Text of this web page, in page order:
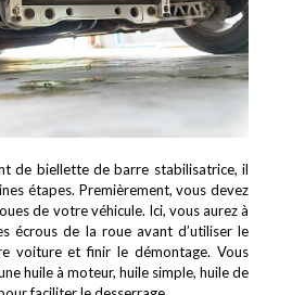
de biellette de barre stabilisatrice, il
étapes. Premièrement, vous devez
de votre véhicule. Ici, vous aurez à
écrous de la roue avant d’utiliser le
voiture et finir le démontage. Vous
huile à moteur, huile simple, huile de